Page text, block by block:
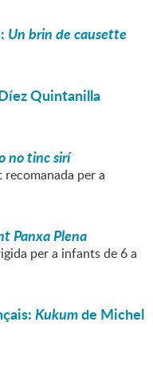
Un brin de causette
Quintanilla
no tinc sirí
per a
Panxa Plena
per a infants de 6 a
Kukumde Michel